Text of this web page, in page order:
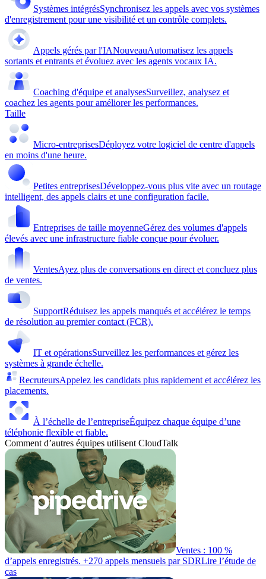
Systèmes intégrésSynchronisez les appels avec vos systèmes
d'enregistrement pour une visibilité et un contrôle complets.
Appels gérés par l'IANouveauAutomatisez les appels
sortants et entrants et évoluez avec les agents vocaux IA.
Coaching d'équipe et analysesSurveillez, analysez et
coachez les agents pour améliorer les performances.
Taille
Micro-entreprisesDéployez votre logiciel de centre d'appels
en moins d'une heure.
Petites entreprisesDéveloppez-vous plus vite avec un routage
intelligent, des appels clairs et une configuration facile.
Entreprises de taille moyenneGérez des volumes d'appels
élevés avec une infrastructure fiable conçue pour évoluer.
VentesAyez plus de conversations en direct et concluez plus
de ventes.
SupportRéduisez les appels manqués et accélérez le temps
de résolution au premier contact (FCR).
IT et opérationsSurveillez les performances et gérez les
systèmes à grande échelle.
RecruteursAppelez les candidats plus rapidement et accélérez les
placements.
À l’échelle de l’entrepriseÉquipez chaque équipe d’une
téléphonie flexible et fiable.
Comment d’autres équipes utilisent CloudTalk
Ventes : 100 %
d’appels enregistrés. +270 appels mensuels par SDRLire l’étude de
cas